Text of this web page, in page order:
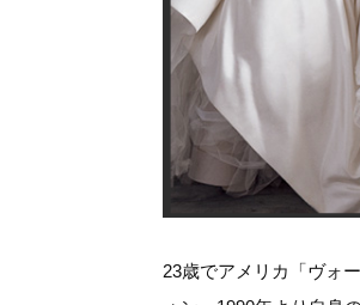
23歳でアメリカ「ヴォ